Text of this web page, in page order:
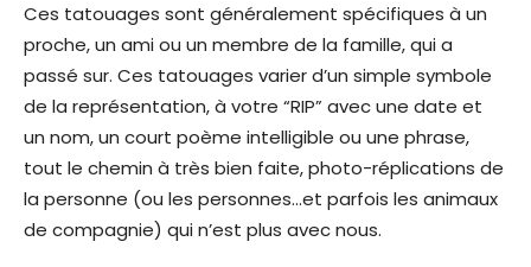
Ces tatouages sont généralement spécifiques à un
proche, un ami ou un membre de la famille, qui a
passé sur. Ces tatouages varier d’un simple symbole
de la représentation, à votre “RIP” avec une date et
un nom, un court poème intelligible ou une phrase,
tout le chemin à très bien faite, photo-réplications de
la personne (ou les personnes…et parfois les animaux
de compagnie) qui n’est plus avec nous.